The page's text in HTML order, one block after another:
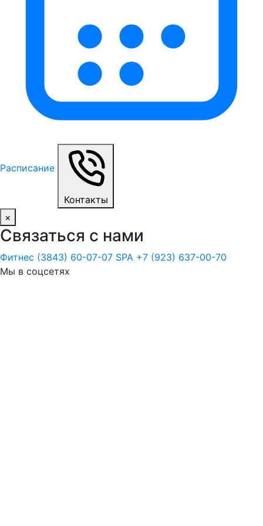
Расписание
Контакты
×
Связаться с нами
Фитнес (3843) 60-07-07 SPA +7 (923) 637-00-70
Мы в соцсетях